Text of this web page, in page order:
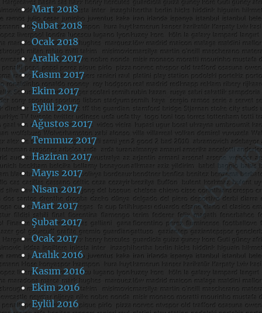
Mart 2018
Şubat 2018
Ocak 2018
Aralık 2017
Kasım 2017
Ekim 2017
Eylül 2017
Ağustos 2017
Temmuz 2017
Haziran 2017
Mayıs 2017
Nisan 2017
Mart 2017
Şubat 2017
Ocak 2017
Aralık 2016
Kasım 2016
Ekim 2016
Eylül 2016